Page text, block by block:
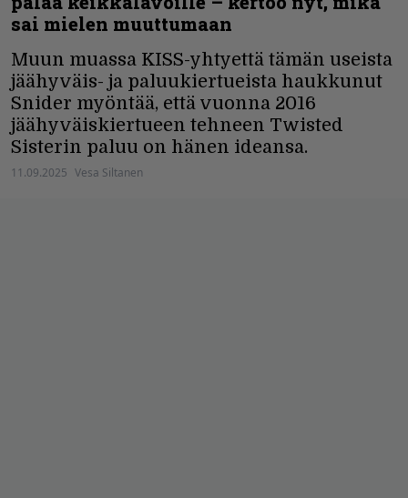
sai mielen muuttumaan
Muun muassa KISS-yhtyettä tämän useista
jäähyväis- ja paluukiertueista haukkunut
Snider myöntää, että vuonna 2016
jäähyväiskiertueen tehneen Twisted
Sisterin paluu on hänen ideansa.
11.09.2025 Vesa Siltanen